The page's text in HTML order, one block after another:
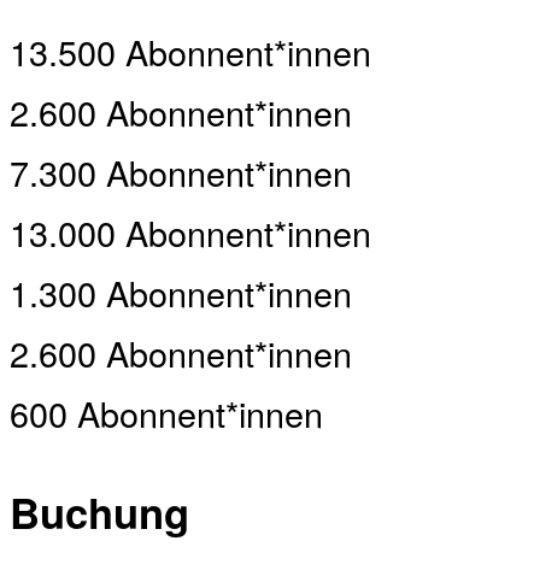
13.500 Abonnent*innen
2.600 Abonnent*innen
7.300 Abonnent*innen
13.000 Abonnent*innen
1.300 Abonnent*innen
2.600 Abonnent*innen
600 Abonnent*innen
Buchung